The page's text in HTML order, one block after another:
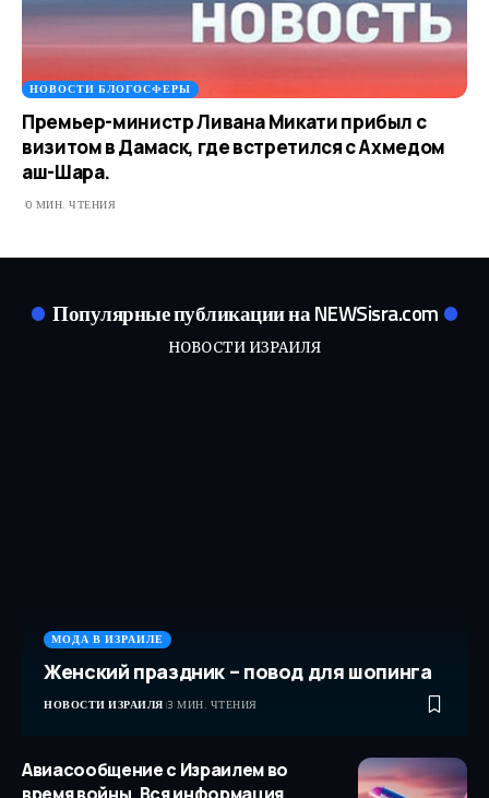
НОВОСТИ БЛОГОСФЕРЫ
Премьер-министр Ливана Микати прибыл с
визитом в Дамаск, где встретился с Ахмедом
аш-Шара.
0 МИН. ЧТЕНИЯ
Популярные публикации на NEWSisra.com
НОВОСТИ ИЗРАИЛЯ
МОДА В ИЗРАИЛЕ
Женский праздник – повод для шопинга
НОВОСТИ ИЗРАИЛЯ 3 МИН. ЧТЕНИЯ
Авиасообщение с Израилем во